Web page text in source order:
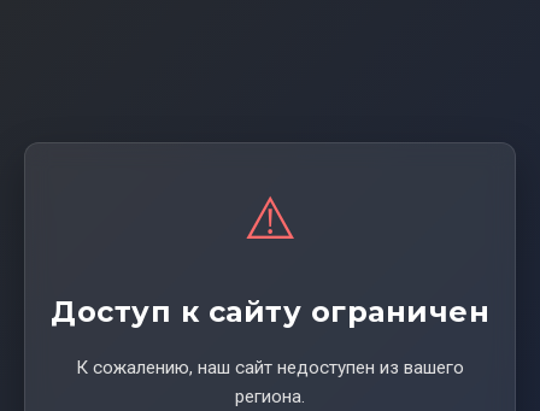
⚠️
Доступ к сайту ограничен
К сожалению, наш сайт недоступен из вашего
региона.